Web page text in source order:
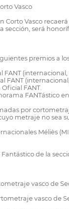
Vasco
Corto Vasco
sección, será
premios a
(internacional,
FANT
FANT.
FANTástico en
por
metraje no sea
Méliès
de la
vasco de
vasco de